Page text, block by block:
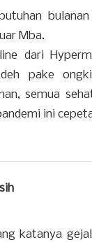
Mba.
dari
pake
semua
ini
katanya